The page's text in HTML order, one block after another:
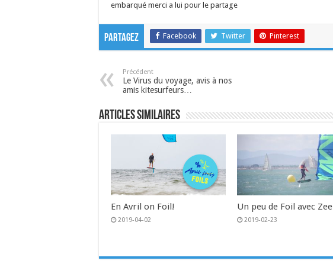
embarqué merci a lui pour le partage
Partagez Facebook Twitter Pinterest
Précédent
Le Virus du voyage, avis à nos
amis kitesurfeurs…
Articles similaires
En Avril on Foil!
2019-04-02
Un peu de Foil avec
2019-02-23